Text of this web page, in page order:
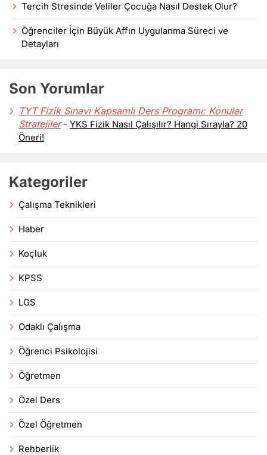
Tercih Stresinde Veliler Çocuğa Nasıl Destek Olur?
Öğrenciler İçin Büyük Affın Uygulanma Süreci ve
Detayları
Son Yorumlar
TYT Fizik Sınavı Kapsamlı Ders Programı: Konular
Stratejiler- YKS Fizik Nasıl Çalışılır? Hangi Sırayla? 20
Öneri!
Kategoriler
Çalışma Teknikleri
Haber
Koçluk
KPSS
LGS
Odaklı Çalışma
Öğrenci Psikolojisi
Öğretmen
Özel Ders
Özel Öğretmen
Rehberlik